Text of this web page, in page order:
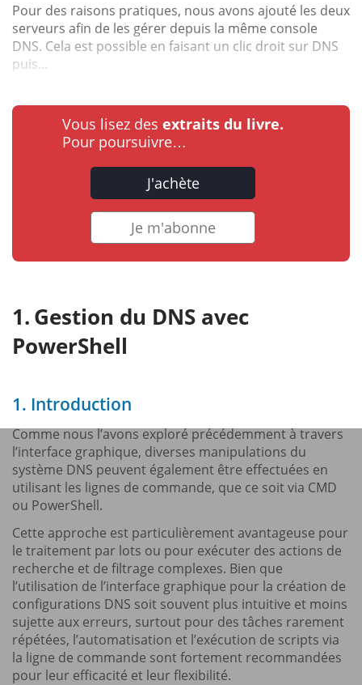
Pour des raisons pratiques, nous avons ajouté les deux
serveurs afin de les gérer depuis la même console
DNS. Cela est possible en faisant un clic droit sur DNS
puis...
Vous lisez des extraits du livre.
Pour poursuivre…
J'achète
Je m'abonne
Gestion du DNS avec
PowerShell
1. Introduction
Comme nous l’avons exploré précédemment à travers
l’interface graphique, diverses manipulations du
système DNS peuvent également être effectuées en
utilisant les lignes de commande, que ce soit via CMD
ou PowerShell.
Cette approche est particulièrement avantageuse pour
le traitement par lots ou pour exécuter des actions de
recherche et de filtrage complexes. Bien que
l’utilisation de l’interface graphique pour la création de
configurations DNS soit souvent plus intuitive et moins
sujette aux erreurs, surtout pour des tâches rarement
répétées, l’automatisation et l’exécution de scripts via
la ligne de commande sont fortement recommandées
pour leur efficacité et leur flexibilité.